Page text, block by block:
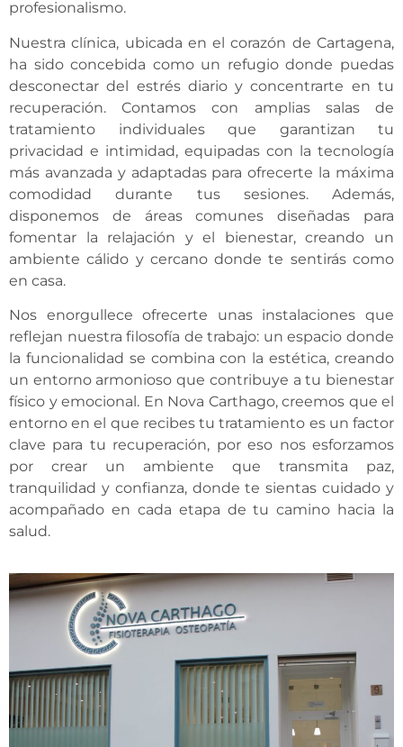
profesionalismo.
Nuestra clínica, ubicada en el corazón de Cartagena,
ha sido concebida como un refugio donde puedas
desconectar del estrés diario y concentrarte en tu
recuperación. Contamos con amplias salas de
tratamiento individuales que garantizan tu
privacidad e intimidad, equipadas con la tecnología
más avanzada y adaptadas para ofrecerte la máxima
comodidad durante tus sesiones. Además,
disponemos de áreas comunes diseñadas para
fomentar la relajación y el bienestar, creando un
ambiente cálido y cercano donde te sentirás como
en casa.
Nos enorgullece ofrecerte unas instalaciones que
reflejan nuestra filosofía de trabajo: un espacio donde
la funcionalidad se combina con la estética, creando
un entorno armonioso que contribuye a tu bienestar
físico y emocional. En Nova Carthago, creemos que el
entorno en el que recibes tu tratamiento es un factor
clave para tu recuperación, por eso nos esforzamos
por crear un ambiente que transmita paz,
tranquilidad y confianza, donde te sientas cuidado y
acompañado en cada etapa de tu camino hacia la
salud.